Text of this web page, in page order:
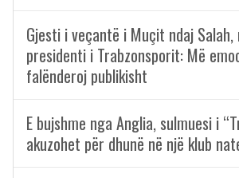
Gjesti i veçantë i Muçit ndaj Salah,
presidenti i Trabzonsporit: Më
falënderoj publikisht
E bujshme nga Anglia, sulmuesi i
akuzohet për dhunë në një klub